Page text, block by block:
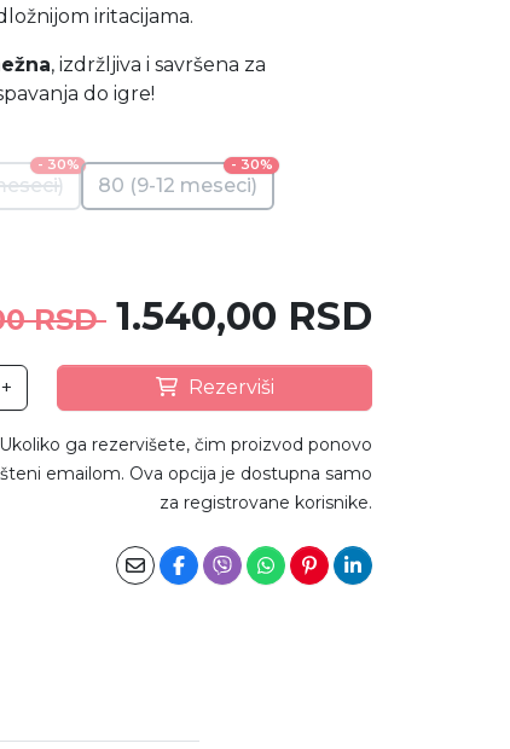
- 30% - 30%
80 (9-12 meseci)
iritacijama.
, izdržljiva i savršena za
do igre!
RSD 1.540,00 RSD
+ Rezerviši
ga rezervišete, čim proizvod ponovo
emailom. Ova opcija je dostupna samo
za registrovane korisnike.